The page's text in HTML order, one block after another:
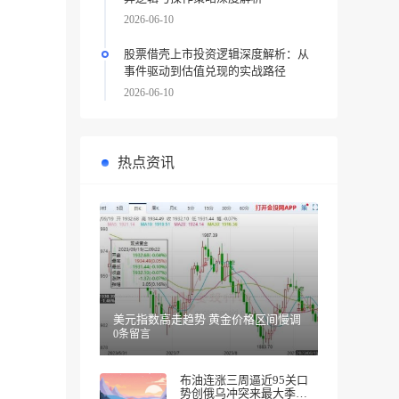
2026-06-10
股票借壳上市投资逻辑深度解析：从
事件驱动到估值兑现的实战路径
2026-06-10
热点资讯
美元指数高走趋势 黄金价格区间慢调
0条留言
布油连涨三周逼近95关口
势创俄乌冲突来最大季度